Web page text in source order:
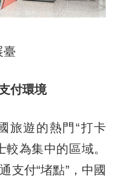
臺
付環境
遊的熱門“打卡
為集中的區域。
支付“堵點”，中國